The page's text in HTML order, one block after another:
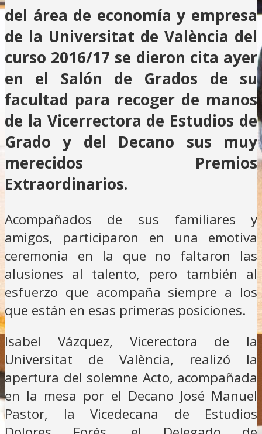
del área de economía y empresa
de la Universitat de València del
curso 2016/17 se dieron cita ayer
en el Salón de Grados de su
facultad para recoger de manos
de la Vicerrectora de Estudios de
Grado y del Decano sus muy
merecidos Premios
Extraordinarios.
Acompañados de sus familiares y
amigos, participaron en una emotiva
ceremonia en la que no faltaron las
alusiones al talento, pero también al
esfuerzo que acompaña siempre a los
que están en esas primeras posiciones.
Isabel Vázquez, Vicerectora de la
Universitat de València, realizó la
apertura del solemne Acto, acompañada
en la mesa por el Decano José Manuel
Pastor, la Vicedecana de Estudios